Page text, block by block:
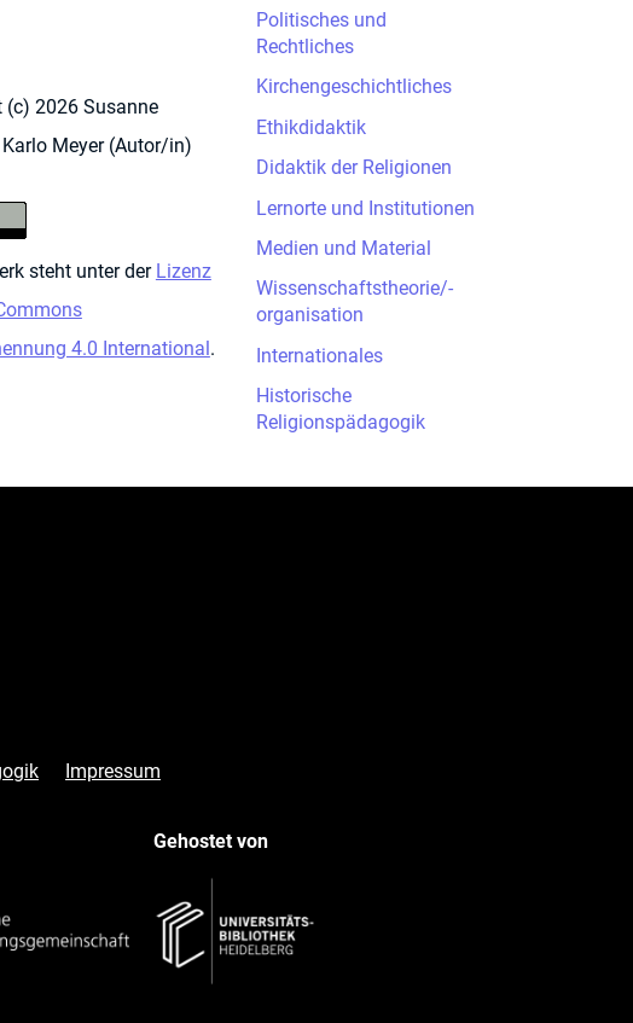
(c) 2026 Susanne
Meyer (Autor/in)
steht unter der Lizenz
4.0 International.
Politisches und
Rechtliches
Kirchengeschichtliches
Ethikdidaktik
Didaktik der Religionen
Lernorte und Institutionen
Medien und Material
Wissenschaftstheorie/-
organisation
Internationales
Historische
Religionspädagogik
Impressum
Gehostet von